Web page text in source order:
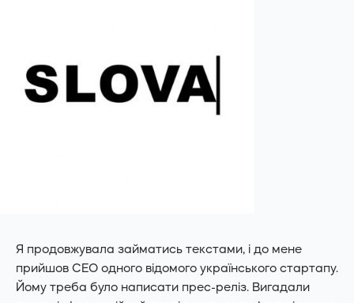
Я продовжувала займатись текстами, і до мене
прийшов СЕО одного відомого українського стартапу.
Йому треба було написати прес-реліз. Вигадали